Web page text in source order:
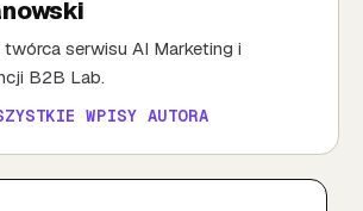
serwisu AI Marketing i
B2B Lab.
WPISY AUTORA